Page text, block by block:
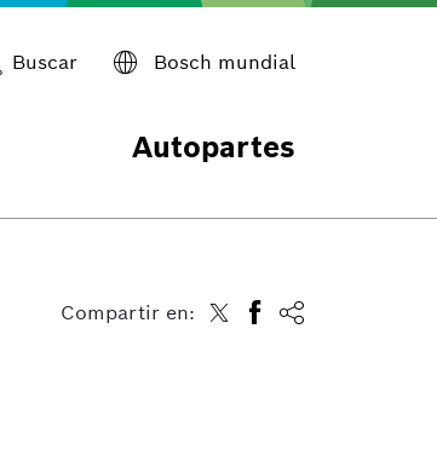
Buscar Bosch mundial
Autopartes
Compartir en: